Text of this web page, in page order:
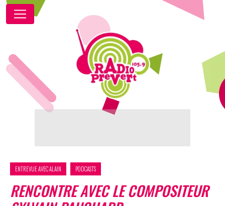
ENTREVUE AVEC ALAIN PODCASTS
RENCONTRE AVEC LE COMPOSITEUR